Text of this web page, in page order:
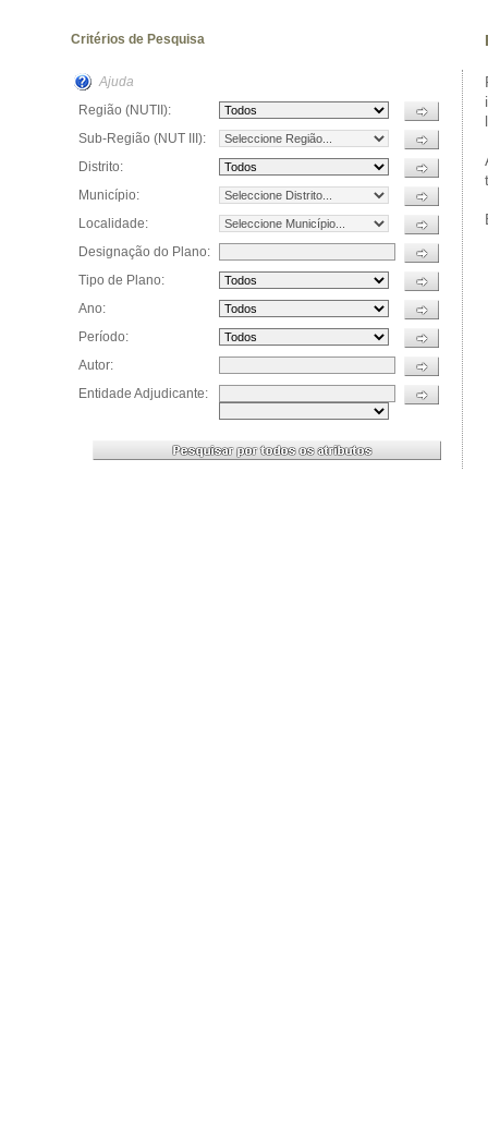
Critérios de Pesquisa
Ajuda
Região (NUTII):
Sub-Região (NUT III):
Distrito:
Município:
Localidade:
Designação do Plano:
Tipo de Plano:
Ano:
Período:
Autor:
Entidade Adjudicante: